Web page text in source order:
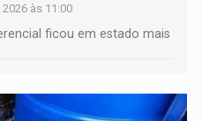
às 11:00
ficou em estado mais